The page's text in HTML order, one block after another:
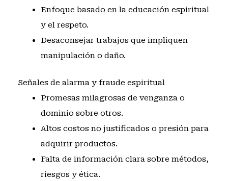
Enfoque basado en la educación espiritual
y el respeto.
Desaconsejar trabajos que impliquen
manipulación o daño.
Señales de alarma y fraude espiritual
Promesas milagrosas de venganza o
dominio sobre otros.
Altos costos no justificados o presión para
adquirir productos.
Falta de información clara sobre métodos,
riesgos y ética.